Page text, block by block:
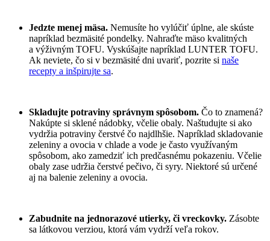
Jedzte menej mäsa. Nemusíte ho vylúčiť úplne, ale skúste
napríklad bezmäsité pondelky. Nahraďte mäso kvalitných
a výživným TOFU. Vyskúšajte napríklad LUNTER TOFU.
Ak neviete, čo si v bezmäsité dni uvariť, pozrite si naše
recepty a inšpirujte sa.
Skladujte potraviny správnym spôsobom. Čo to znamená?
Nakúpte si sklené nádobky, včelie obaly. Naštudujte si ako
vydržia potraviny čerstvé čo najdlhšie. Napríklad skladovanie
zeleniny a ovocia v chlade a vode je často využívaným
spôsobom, ako zamedziť ich predčasnému pokazeniu. Včelie
obaly zase udržia čerstvé pečivo, či syry. Niektoré sú určené
aj na balenie zeleniny a ovocia.
Zabudnite na jednorazové utierky, či vreckovky. Zásobte
sa látkovou verziou, ktorá vám vydrží veľa rokov.